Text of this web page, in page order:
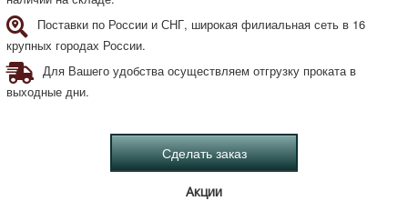
Поставки по России и СНГ, широкая филиальная сеть в 16
крупных городах России.
Для Вашего удобства осуществляем отгрузку проката в
выходные дни.
Акции